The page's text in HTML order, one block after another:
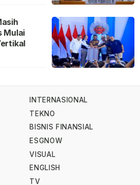
Mulai
INTERNASIONAL
TEKNO
BISNIS FINANSIAL
ESGNOW
VISUAL
ENGLISH
TV